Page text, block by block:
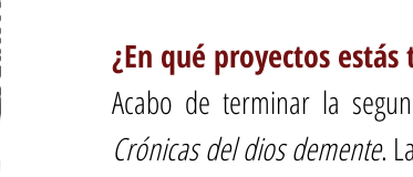
¿En qué proyectos
Acabo de terminar la
Crónicas del dios demente.